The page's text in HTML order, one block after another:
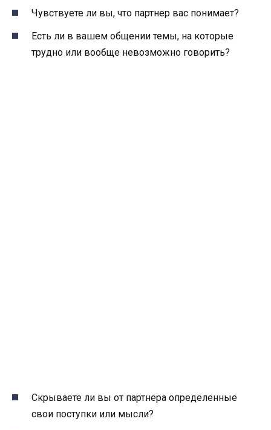
Чувствуете ли вы, что партнер вас понимает?
Есть ли в вашем общении темы, на которые
трудно или вообще невозможно говорить?
Скрываете ли вы от партнера определенные
свои поступки или мысли?